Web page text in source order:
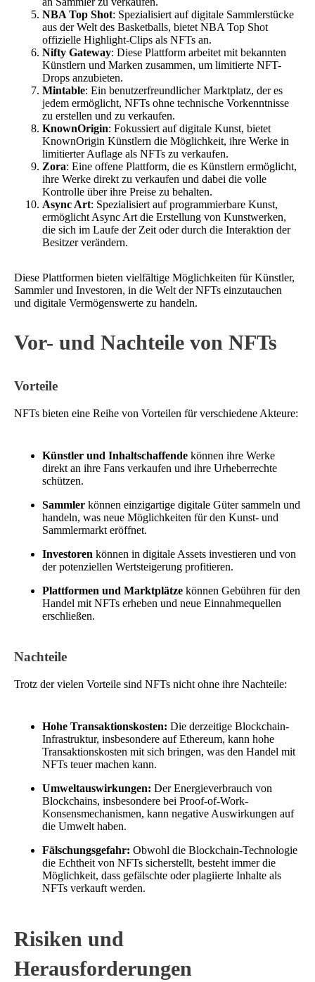
NBA Top Shot: Spezialisiert auf digitale Sammlerstücke
aus der Welt des Basketballs, bietet NBA Top Shot
offizielle Highlight-Clips als NFTs an.
Nifty Gateway: Diese Plattform arbeitet mit bekannten
Künstlern und Marken zusammen, um limitierte NFT-
Drops anzubieten.
Mintable: Ein benutzerfreundlicher Marktplatz, der es
jedem ermöglicht, NFTs ohne technische Vorkenntnisse
zu erstellen und zu verkaufen.
KnownOrigin: Fokussiert auf digitale Kunst, bietet
KnownOrigin Künstlern die Möglichkeit, ihre Werke in
limitierter Auflage als NFTs zu verkaufen.
Zora: Eine offene Plattform, die es Künstlern ermöglicht,
ihre Werke direkt zu verkaufen und dabei die volle
Kontrolle über ihre Preise zu behalten.
Async Art: Spezialisiert auf programmierbare Kunst,
ermöglicht Async Art die Erstellung von Kunstwerken,
die sich im Laufe der Zeit oder durch die Interaktion der
Besitzer verändern.
Diese Plattformen bieten vielfältige Möglichkeiten für Künstler,
Sammler und Investoren, in die Welt der NFTs einzutauchen
und digitale Vermögenswerte zu handeln.
Vor- und Nachteile von NFTs
Vorteile
NFTs bieten eine Reihe von Vorteilen für verschiedene Akteure:
Künstler und Inhaltschaffende können ihre Werke
direkt an ihre Fans verkaufen und ihre Urheberrechte
schützen.
Sammler können einzigartige digitale Güter sammeln und
handeln, was neue Möglichkeiten für den Kunst- und
Sammlermarkt eröffnet.
Investoren können in digitale Assets investieren und von
der potenziellen Wertsteigerung profitieren.
Plattformen und Marktplätze können Gebühren für den
Handel mit NFTs erheben und neue Einnahmequellen
erschließen.
Nachteile
Trotz der vielen Vorteile sind NFTs nicht ohne ihre Nachteile:
Hohe Transaktionskosten: Die derzeitige Blockchain-
Infrastruktur, insbesondere auf Ethereum, kann hohe
Transaktionskosten mit sich bringen, was den Handel mit
NFTs teuer machen kann.
Umweltauswirkungen: Der Energieverbrauch von
Blockchains, insbesondere bei Proof-of-Work-
Konsensmechanismen, kann negative Auswirkungen auf
die Umwelt haben.
Fälschungsgefahr: Obwohl die Blockchain-Technologie
die Echtheit von NFTs sicherstellt, besteht immer die
Möglichkeit, dass gefälschte oder plagiierte Inhalte als
NFTs verkauft werden.
Risiken und
Herausforderungen